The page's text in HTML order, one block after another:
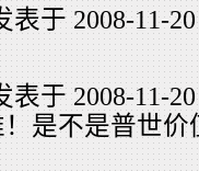
表于 2008-11-
表于 2008-11-
是不是普世